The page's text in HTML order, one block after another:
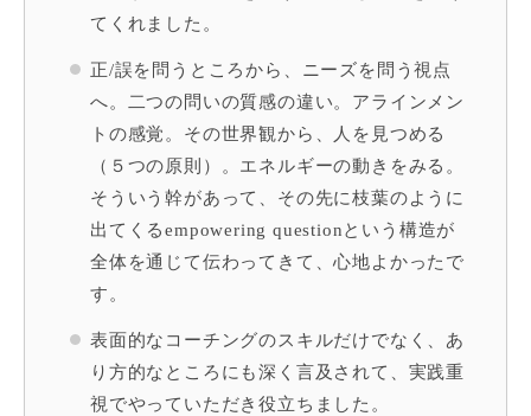
てくれました。
正/誤を問うところから、ニーズを問う視点
へ。二つの問いの質感の違い。アラインメン
トの感覚。その世界観から、人を見つめる
（５つの原則）。エネルギーの動きをみる。
そういう幹があって、その先に枝葉のように
出てくるempowering questionという構造が
全体を通じて伝わってきて、心地よかったで
す。
表面的なコーチングのスキルだけでなく、あ
り方的なところにも深く言及されて、実践重
視でやっていただき役立ちました。